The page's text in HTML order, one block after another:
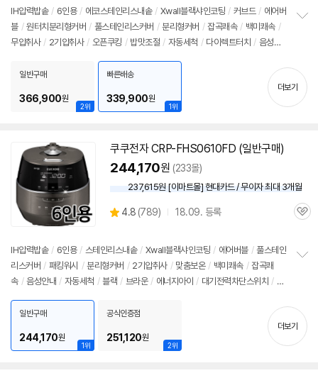
점
리
뷰
IH압력밥솥 / 6인용 / 에코스테인리스내솥 / Xwall블랙샤인코팅 / 커브드 / 에어버
블 / 원터치분리형커버 / 풀스테인리스커버 / 분리형커버 / 잡곡쾌속 / 백미쾌속 /
무압취사 / 2기압취사 / 오픈쿠킹 / 밥맛조절 / 자동세척 / 다이렉트터치 / 음성안
0x383mm
기
2위
일반구매
366,900원
1위
빠른배송
339,900원
더보기
쿠쿠전자 CRP-FHS0610FD (일반구매)
244,170원 (233몰)
237,615원 [이마트몰] 현대카드 / 무이자 최대 3개월
별
4.8 (상
789) 18.09. 등록
관
IH압력밥솥 / 6인용 / 스테인리스내솥 / Xwall블랙샤인코팅 / 에어버블 / 풀스테인
리스커버 / 패킹워시 / 분리형커버 / 2기압취사 / 맞춤보온 / 백미쾌속 / 잡곡쾌
속 / 음성안내 / 자동세척 / 블랙 / 브라운 / 에너지아이 / 대기전력차단스위치 / 에
기
1위
일반구매
244,170원
2위
공식인증점
251,120원
더보기